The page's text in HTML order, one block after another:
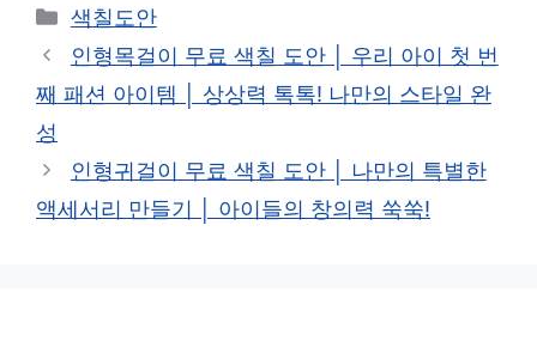
카
테
리
색칠도안
인형목걸이 무료 색칠 도안 │ 우리 아이 첫 번
째 패션 아이템 │ 상상력 톡톡! 나만의 스타일 완
성
인형귀걸이 무료 색칠 도안 │ 나만의 특별한
액세서리 만들기 │ 아이들의 창의력 쑥쑥!